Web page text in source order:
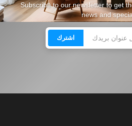
Subscribe to our newsletter to get
news and
اشترك